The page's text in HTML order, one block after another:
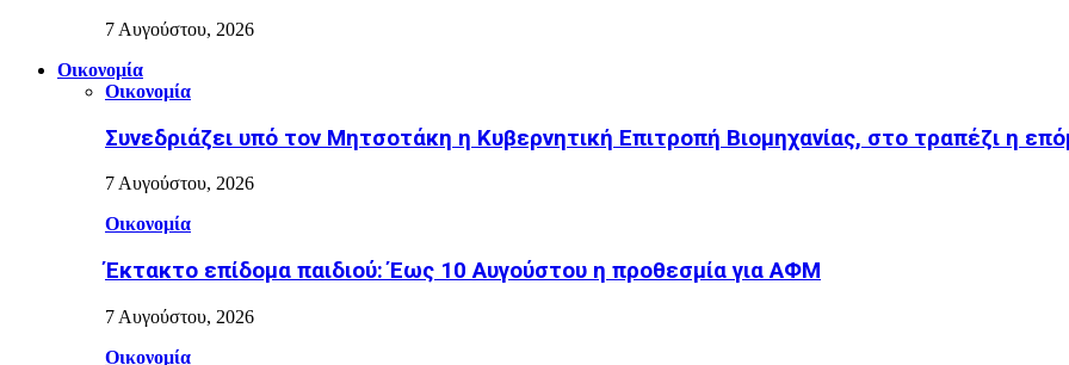
7 Αυγούστου, 2026
Οικονομία
Οικονομία
Συνεδριάζει υπό τον Μητσοτάκη η Κυβερνητική Επιτροπή Βιομηχανίας, στο τραπέζι η
7 Αυγούστου, 2026
Οικονομία
Έκτακτο επίδομα παιδιού: Έως 10 Αυγούστου η προθεσμία για ΑΦΜ
7 Αυγούστου, 2026
Οικονομία